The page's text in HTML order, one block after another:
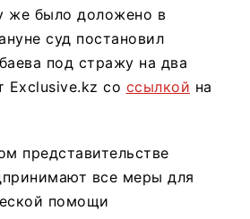
же было доложено в
суд постановил
под стражу на два
Exclusive.kz со ссылкой на
представительстве
все меры для
помощи